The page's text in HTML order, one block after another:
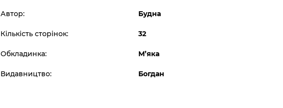
Автор: Будна
Кількість сторінок: 32
Обкладинка: М’яка
Видавництво: Богдан